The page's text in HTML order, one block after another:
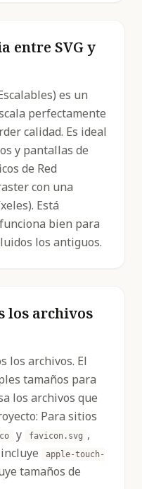
entre SVG y
es un
perfectamente
calidad. Es ideal
y pantallas de
de Red
con una
Está
bien para
los antiguos.
los archivos
los archivos. El
tamaños para
los archivos que
Para sitios
y favicon.svg ,
apple-touch-
tamaños de